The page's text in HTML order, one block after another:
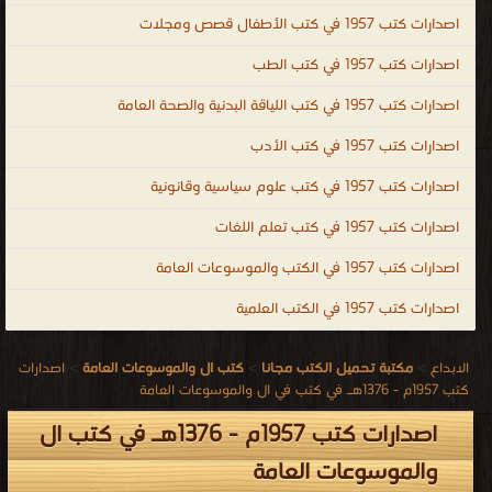
اصدارات كتب 1957 في كتب الأطفال قصص ومجلات
اصدارات كتب 1957 في كتب الطب
اصدارات كتب 1957 في كتب اللياقة البدنية والصحة العامة
اصدارات كتب 1957 في كتب الأدب
اصدارات كتب 1957 في كتب علوم سياسية وقانونية
اصدارات كتب 1957 في كتب تعلم اللغات
اصدارات كتب 1957 في الكتب والموسوعات العامة
اصدارات كتب 1957 في الكتب العلمية
الابداع > مكتبة تحميل الكتب مجانا > كتب ال والموسوعات العامة > اصدارات
كتب 1957م - 1376هـ في كتب في ال والموسوعات العامة
اصدارات كتب 1957م - 1376هـ في كتب ال
والموسوعات العامة